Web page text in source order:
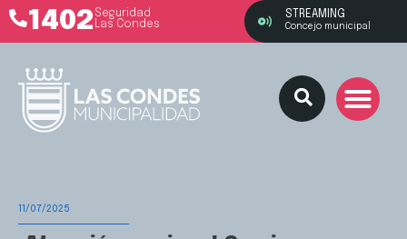
1402 Seguridad
Las Condes
STREAMING
Concejo municipal
11/07/2025